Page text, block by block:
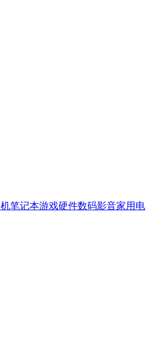
笔记本游戏硬件数码影音家用电